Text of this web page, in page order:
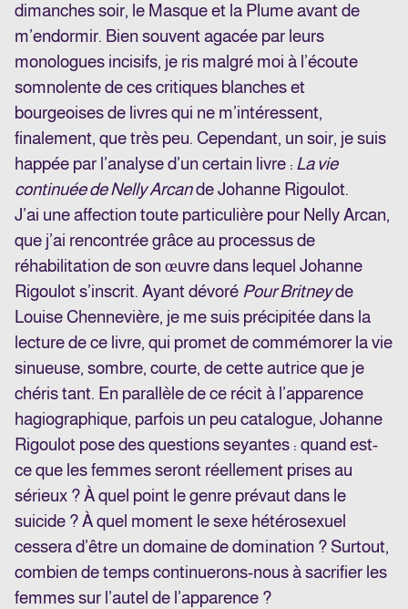
dimanches soir, le Masque et la Plume avant de
m’endormir. Bien souvent agacée par leurs
monologues incisifs, je ris malgré moi à l’écoute
somnolente de ces critiques blanches et
bourgeoises de livres qui ne m’intéressent,
finalement, que très peu. Cependant, un soir, je suis
happée par l’analyse d’un certain livre : La vie
continuée de Nelly Arcande Johanne Rigoulot.
J’ai une affection toute particulière pour Nelly Arcan,
que j’ai rencontrée grâce au processus de
réhabilitation de son œuvre dans lequel Johanne
Rigoulot s’inscrit. Ayant dévoré Pour Britneyde
Louise Chennevière, je me suis précipitée dans la
lecture de ce livre, qui promet de commémorer la vie
sinueuse, sombre, courte, de cette autrice que je
chéris tant. En parallèle de ce récit à l’apparence
hagiographique, parfois un peu catalogue, Johanne
Rigoulot pose des questions seyantes : quand est-
ce que les femmes seront réellement prises au
sérieux ? À quel point le genre prévaut dans le
suicide ? À quel moment le sexe hétérosexuel
cessera d’être un domaine de domination ? Surtout,
combien de temps continuerons-nous à sacrifier les
femmes sur l’autel de l’apparence ?